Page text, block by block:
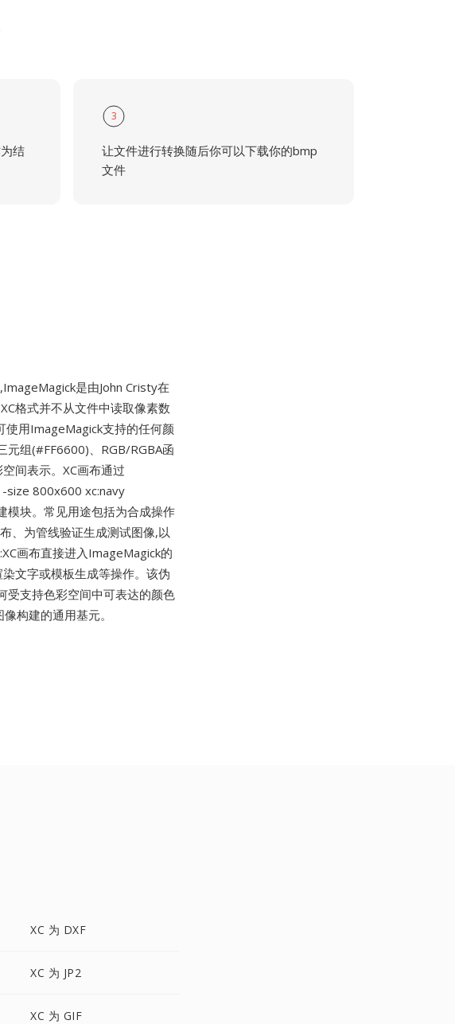
结
3
让文件进行转换随后你可以下载你的bmp
文件
是由John Cristy在
格式并不从文件中读取像素数
使用ImageMagick支持的任何颜
组(#FF6600)、RGB/RGBA函
间表示。XC画布通过
size 800x600 xc:navy
块。常见用途包括为合成操作
、为管线验证生成测试图像,以
画布直接进入ImageMagick的
文字或模板生成等操作。该伪
支持色彩空间中可表达的颜色
构建的通用基元。
XC 为 DXF
XC 为 JP2
XC 为 GIF